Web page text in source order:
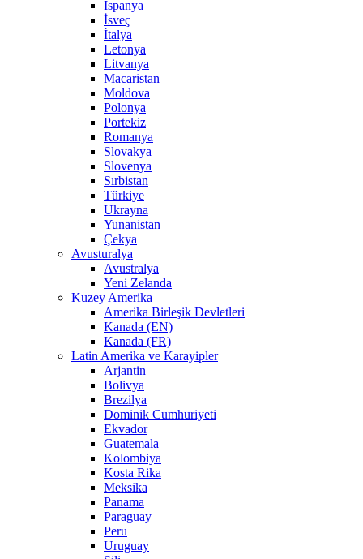
İspanya
İsveç
İtalya
Letonya
Litvanya
Macaristan
Moldova
Polonya
Portekiz
Romanya
Slovakya
Slovenya
Sırbistan
Türkiye
Ukrayna
Yunanistan
Çekya
Avusturalya
Avustralya
Yeni Zelanda
Kuzey Amerika
Amerika Birleşik Devletleri
Kanada (EN)
Kanada (FR)
Latin Amerika ve Karayipler
Arjantin
Bolivya
Brezilya
Dominik Cumhuriyeti
Ekvador
Guatemala
Kolombiya
Kosta Rika
Meksika
Panama
Paraguay
Peru
Uruguay